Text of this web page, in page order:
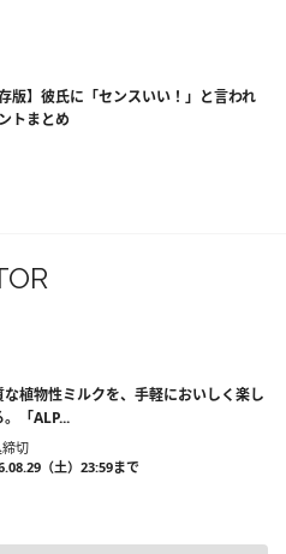
存版】彼氏に「センスいい！」と言われ
トまとめ
な植物性ミルクを、手軽においしく楽し
。「ALP...
切
（土）23:59まで